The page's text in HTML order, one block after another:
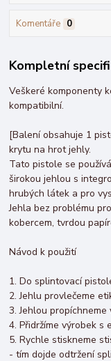
Komentáře 0
Kompletní
Veškeré komponenty
kompatibilní.
[Balení obsahuje 1
krytu na hrot jehly.
Tato pistole se
širokou jehlou s
hrubých látek a pro
Jehla bez problému
kobercem, tvrdou
Návod k použití
1. Do splintovací
2. Jehlu provlečeme
3. Jehlou
4. Přidržíme výrobek s
5. Rychle stiskneme
- tím dojde odtržení